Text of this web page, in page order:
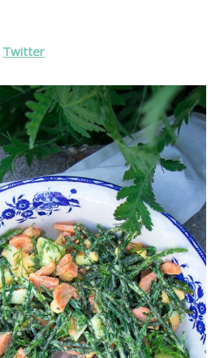
Twitter